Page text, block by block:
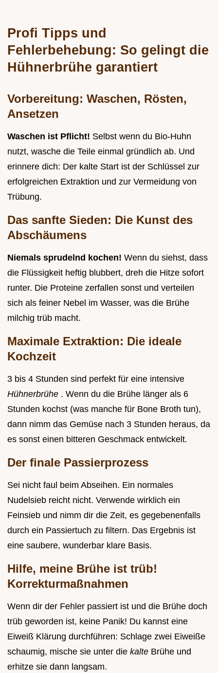
Profi Tipps und
Fehlerbehebung: So gelingt die
Hühnerbrühe garantiert
Vorbereitung: Waschen, Rösten,
Ansetzen
Waschen ist Pflicht! Selbst wenn du Bio-Huhn
nutzt, wasche die Teile einmal gründlich ab. Und
erinnere dich: Der kalte Start ist der Schlüssel zur
erfolgreichen Extraktion und zur Vermeidung von
Trübung.
Das sanfte Sieden: Die Kunst des
Abschäumens
Niemals sprudelnd kochen! Wenn du siehst, dass
die Flüssigkeit heftig blubbert, dreh die Hitze sofort
runter. Die Proteine zerfallen sonst und verteilen
sich als feiner Nebel im Wasser, was die Brühe
milchig trüb macht.
Maximale Extraktion: Die ideale
Kochzeit
3 bis 4 Stunden sind perfekt für eine intensive
Hühnerbrühe . Wenn du die Brühe länger als 6
Stunden kochst (was manche für Bone Broth tun),
dann nimm das Gemüse nach 3 Stunden heraus, da
es sonst einen bitteren Geschmack entwickelt.
Der finale Passierprozess
Sei nicht faul beim Abseihen. Ein normales
Nudelsieb reicht nicht. Verwende wirklich ein
Feinsieb und nimm dir die Zeit, es gegebenenfalls
durch ein Passiertuch zu filtern. Das Ergebnis ist
eine saubere, wunderbar klare Basis.
Hilfe, meine Brühe ist trüb!
Korrekturmaßnahmen
Wenn dir der Fehler passiert ist und die Brühe doch
trüb geworden ist, keine Panik! Du kannst eine
Eiweiß Klärung durchführen: Schlage zwei Eiweiße
schaumig, mische sie unter die kalte Brühe und
erhitze sie dann langsam.